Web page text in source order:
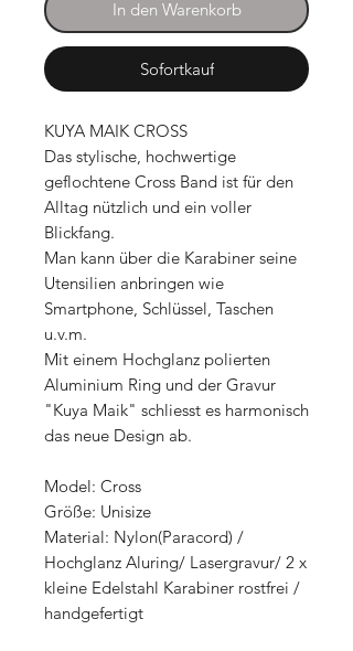
In den Warenkorb
Sofortkauf
KUYA MAIK CROSS
Das stylische, hochwertige
geflochtene Cross Band ist für den
Alltag nützlich und ein voller
Blickfang.
Man kann über die Karabiner seine
Utensilien anbringen wie
Smartphone, Schlüssel, Taschen
u.v.m.
Mit einem Hochglanz polierten
Aluminium Ring und der Gravur
"Kuya Maik" schliesst es harmonisch
das neue Design ab.
Model: Cross
Größe: Unisize
Material: Nylon(Paracord) /
Hochglanz Aluring/ Lasergravur/ 2 x
kleine Edelstahl Karabiner rostfrei /
handgefertigt